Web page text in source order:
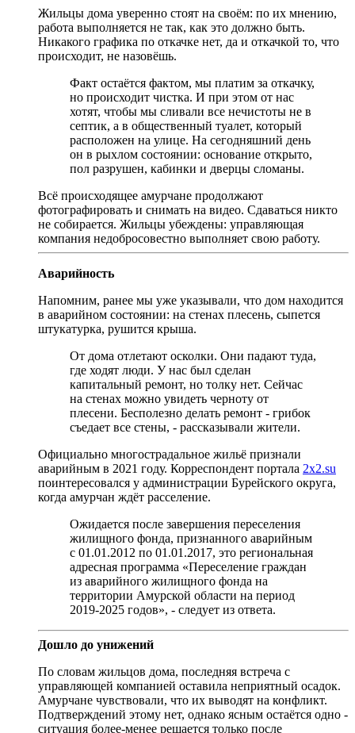
Жильцы дома уверенно стоят на своём: по их мнению,
работа выполняется не так, как это должно быть.
Никакого графика по откачке нет, да и откачкой то, что
происходит, не назовёшь.
Факт остаётся фактом, мы платим за откачку,
но происходит чистка. И при этом от нас
хотят, чтобы мы сливали все нечистоты не в
септик, а в общественный туалет, который
расположен на улице. На сегодняшний день
он в рыхлом состоянии: основание открыто,
пол разрушен, кабинки и дверцы сломаны.
Всё происходящее амурчане продолжают
фотографировать и снимать на видео. Сдаваться никто
не собирается. Жильцы убеждены: управляющая
компания недобросовестно выполняет свою работу.
Аварийность
Напомним, ранее мы уже указывали, что дом находится
в аварийном состоянии: на стенах плесень, сыпется
штукатурка, рушится крыша.
От дома отлетают осколки. Они падают туда,
где ходят люди. У нас был сделан
капитальный ремонт, но толку нет. Сейчас
на стенах можно увидеть черноту от
плесени. Бесполезно делать ремонт - грибок
съедает все стены, - рассказывали жители.
Официально многострадальное жильё признали
аварийным в 2021 году. Корреспондент портала 2х2.su
поинтересовался у администрации Бурейского округа,
когда амурчан ждёт расселение.
Ожидается после завершения переселения
жилищного фонда, признанного аварийным
с 01.01.2012 по 01.01.2017, это региональная
адресная программа «Переселение граждан
из аварийного жилищного фонда на
территории Амурской области на период
2019-2025 годов», - следует из ответа.
Дошло до унижений
По словам жильцов дома, последняя встреча с
управляющей компанией оставила неприятный осадок.
Амурчане чувствовали, что их выводят на конфликт.
Подтверждений этому нет, однако ясным остаётся одно -
ситуация более-менее решается только после